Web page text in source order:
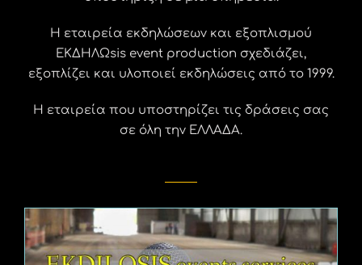
Η εταιρεία εκδηλώσεων και εξοπλισμού
ΕΚΔΗΛΩsis event production σχεδιάζει,
εξοπλίζει και υλοποιεί εκδηλώσεις από το 1999.
Η εταιρεία που υποστηρίζει τις δράσεις σας
σε όλη την ΕΛΛΑΔΑ.